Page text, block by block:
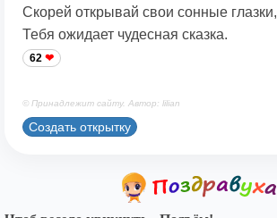
Скорей открывай свои сонные глазки,
Тебя ожидает чудесная сказка.
62
© Принадлежит сайту. Автор: lilian
Создать открытку